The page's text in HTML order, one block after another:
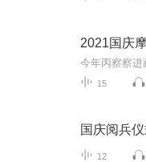
2021国庆
15
国庆阅兵
12